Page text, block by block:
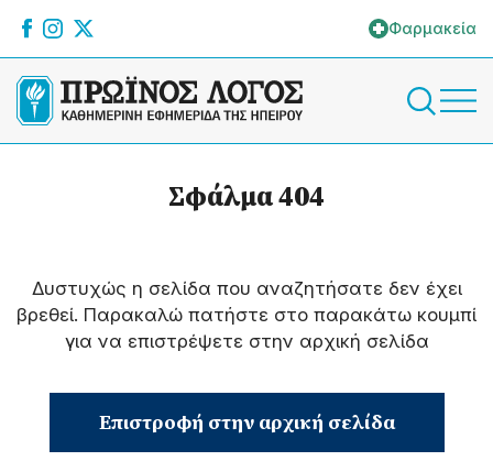
Φαρμακεία
Σφάλμα 404
Δυστυχώς η σελίδα που αναζητήσατε δεν έχει
βρεθεί. Παρακαλώ πατήστε στο παρακάτω κουμπί
για να επιστρέψετε στην αρχική σελίδα
Επιστροφή στην αρχική σελίδα